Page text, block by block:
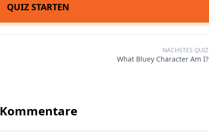
QUIZ STARTEN
NÄCHSTES QUIZ
What Bluey Character Am I?
Kommentare